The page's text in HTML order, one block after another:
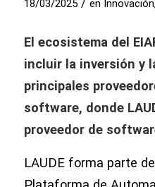
18/03/2025 / en Innovación,
El ecosistema del
incluir la inversión y
principales
software, donde
proveedor de
LAUDE forma parte